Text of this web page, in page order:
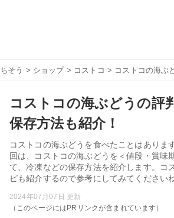
ちそう > ショップ> コストコ > コストコの海ぶ
コストコの海ぶどうの評
保存方法も紹介！
コストコの海ぶどうを食べたことはありま
回は、コストコの海ぶどうを＜値段・賞味
て、冷凍などの保存方法を紹介します。コ
ピも紹介するので参考にしてみてくださいね
2024年07月07日 更新
（このページにはPRリンクが含まれています）